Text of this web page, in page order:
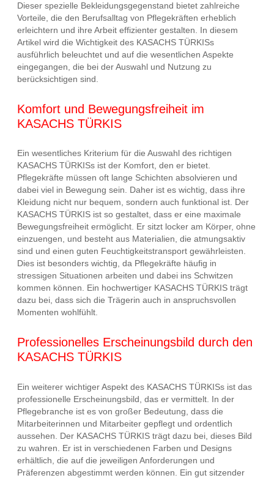
Dieser spezielle Bekleidungsgegenstand bietet zahlreiche
Vorteile, die den Berufsalltag von Pflegekräften erheblich
erleichtern und ihre Arbeit effizienter gestalten. In diesem
Artikel wird die Wichtigkeit des KASACHS TÜRKISs
ausführlich beleuchtet und auf die wesentlichen Aspekte
eingegangen, die bei der Auswahl und Nutzung zu
berücksichtigen sind.
Komfort und Bewegungsfreiheit im
KASACHS TÜRKIS
Ein wesentliches Kriterium für die Auswahl des richtigen
KASACHS TÜRKISs ist der Komfort, den er bietet.
Pflegekräfte müssen oft lange Schichten absolvieren und
dabei viel in Bewegung sein. Daher ist es wichtig, dass ihre
Kleidung nicht nur bequem, sondern auch funktional ist. Der
KASACHS TÜRKIS ist so gestaltet, dass er eine maximale
Bewegungsfreiheit ermöglicht. Er sitzt locker am Körper, ohne
einzuengen, und besteht aus Materialien, die atmungsaktiv
sind und einen guten Feuchtigkeitstransport gewährleisten.
Dies ist besonders wichtig, da Pflegekräfte häufig in
stressigen Situationen arbeiten und dabei ins Schwitzen
kommen können. Ein hochwertiger KASACHS TÜRKIS trägt
dazu bei, dass sich die Trägerin auch in anspruchsvollen
Momenten wohlfühlt.
Professionelles Erscheinungsbild durch den
KASACHS TÜRKIS
Ein weiterer wichtiger Aspekt des KASACHS TÜRKISs ist das
professionelle Erscheinungsbild, das er vermittelt. In der
Pflegebranche ist es von großer Bedeutung, dass die
Mitarbeiterinnen und Mitarbeiter gepflegt und ordentlich
aussehen. Der KASACHS TÜRKIS trägt dazu bei, dieses Bild
zu wahren. Er ist in verschiedenen Farben und Designs
erhältlich, die auf die jeweiligen Anforderungen und
Präferenzen abgestimmt werden können. Ein gut sitzender